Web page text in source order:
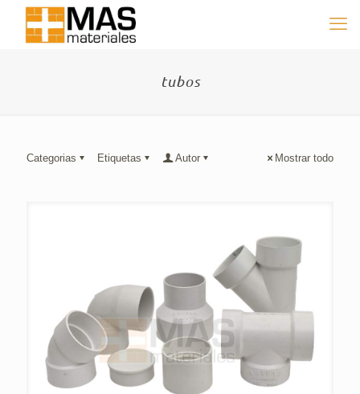
tubos
Categorias Etiquetas Autor Mostrar todo